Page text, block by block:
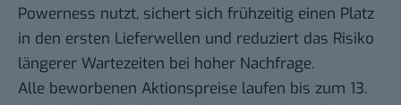
Powerness nutzt, sichert sich frühzeitig einen Platz
in den ersten Lieferwellen und reduziert das Risiko
längerer Wartezeiten bei hoher Nachfrage.
Alle beworbenen Aktionspreise laufen bis zum 13.